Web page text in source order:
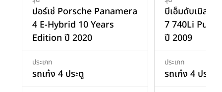
ปอร์เช่ Porsche Panamera
4 E-Hybrid 10 Years
Edition ปี 2020
ประเภท
รถเก๋ง 4 ประตู
บีเอ็มดับเบิลยู
7 740Li Pure
ปี 2009
ประเภท
รถเก๋ง 4 ประตู